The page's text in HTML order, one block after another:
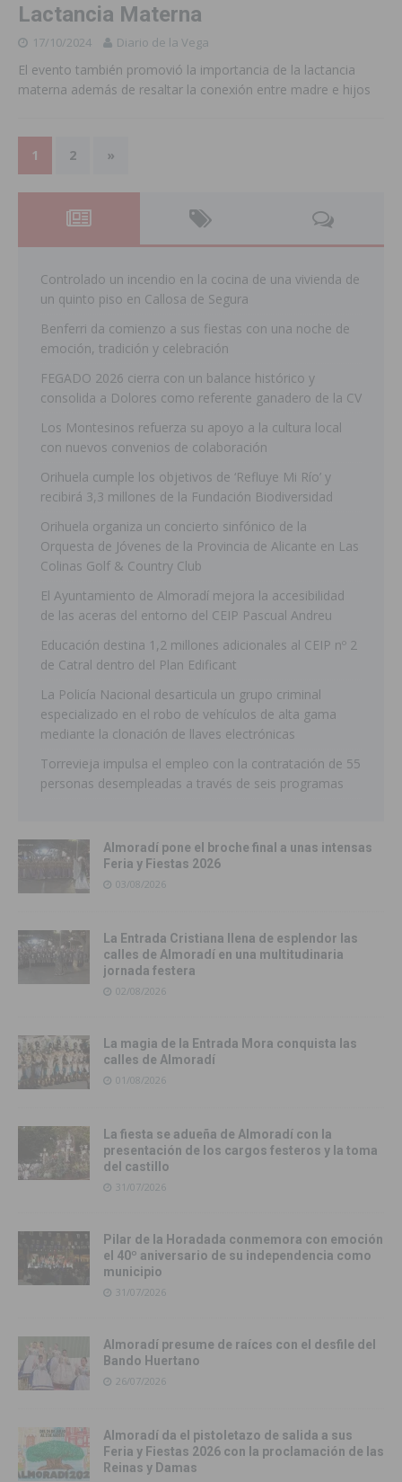
Lactancia Materna
17/10/2024 Diario de la Vega
El evento también promovió la importancia de la lactancia
materna además de resaltar la conexión entre madre e hijos
1 2 »
Controlado un incendio en la cocina de una vivienda de
un quinto piso en Callosa de Segura
Benferri da comienzo a sus fiestas con una noche de
emoción, tradición y celebración
FEGADO 2026 cierra con un balance histórico y
consolida a Dolores como referente ganadero de la CV
Los Montesinos refuerza su apoyo a la cultura local
con nuevos convenios de colaboración
Orihuela cumple los objetivos de ‘Refluye Mi Río’ y
recibirá 3,3 millones de la Fundación Biodiversidad
Orihuela organiza un concierto sinfónico de la
Orquesta de Jóvenes de la Provincia de Alicante en Las
Colinas Golf & Country Club
El Ayuntamiento de Almoradí mejora la accesibilidad
de las aceras del entorno del CEIP Pascual Andreu
Educación destina 1,2 millones adicionales al CEIP nº 2
de Catral dentro del Plan Edificant
La Policía Nacional desarticula un grupo criminal
especializado en el robo de vehículos de alta gama
mediante la clonación de llaves electrónicas
Torrevieja impulsa el empleo con la contratación de 55
personas desempleadas a través de seis programas
Almoradí pone el broche final a unas intensas
Feria y Fiestas 2026
03/08/2026
La Entrada Cristiana llena de esplendor las
calles de Almoradí en una multitudinaria
jornada festera
02/08/2026
La magia de la Entrada Mora conquista las
calles de Almoradí
01/08/2026
La fiesta se adueña de Almoradí con la
presentación de los cargos festeros y la toma
del castillo
31/07/2026
Pilar de la Horadada conmemora con emoción
el 40º aniversario de su independencia como
municipio
31/07/2026
Almoradí presume de raíces con el desfile del
Bando Huertano
26/07/2026
Almoradí da el pistoletazo de salida a sus
Feria y Fiestas 2026 con la proclamación de las
Reinas y Damas